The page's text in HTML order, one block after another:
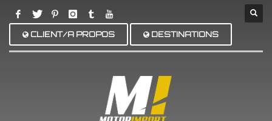
CLIENT/A PROPOS DESTINATIONS